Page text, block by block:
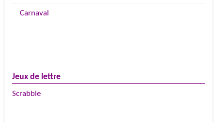
Carnaval
Jeux de lettre
Scrabble